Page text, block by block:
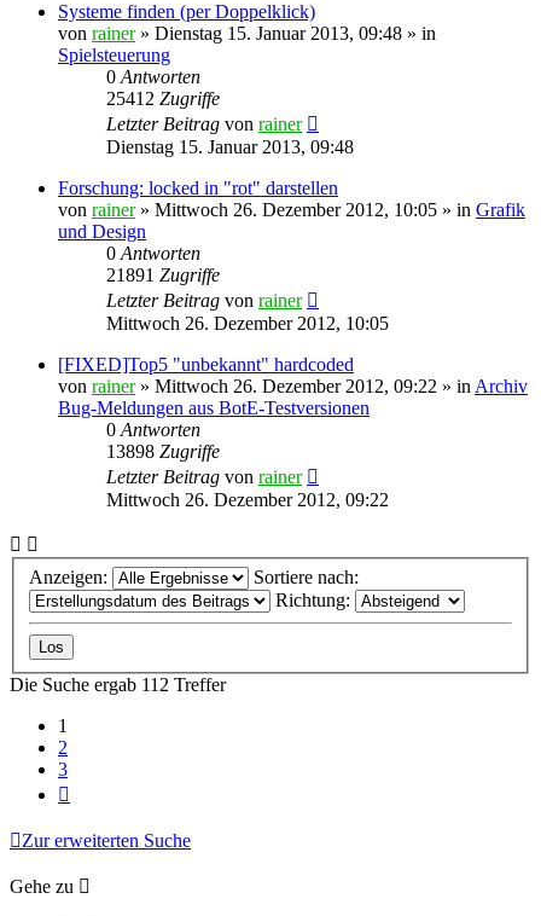
Systeme finden (per Doppelklick)
von rainer» Dienstag 15. Januar 2013, 09:48 » in
Spielsteuerung
0 Antworten
25412 Zugriffe
Letzter Beitrag von rainer
Dienstag 15. Januar 2013, 09:48
Forschung: locked in "rot" darstellen
von rainer» Mittwoch 26. Dezember 2012, 10:05 » in Grafik
und Design
0 Antworten
21891 Zugriffe
Letzter Beitrag von rainer
Mittwoch 26. Dezember 2012, 10:05
[FIXED]Top5 "unbekannt" hardcoded
von rainer» Mittwoch 26. Dezember 2012, 09:22 » in Archiv
Bug-Meldungen aus BotE-Testversionen
0 Antworten
13898 Zugriffe
Letzter Beitrag von rainer
Mittwoch 26. Dezember 2012, 09:22
Anzeigen:
Sortiere nach:
Richtung:
Die Suche ergab 112 Treffer
1
2
3
Zur erweiterten Suche
Gehe zu